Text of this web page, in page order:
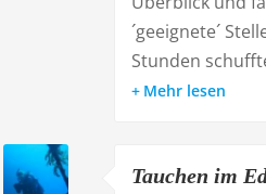
´geeignete´
Stunden
Mehr lesen
Tauchen im